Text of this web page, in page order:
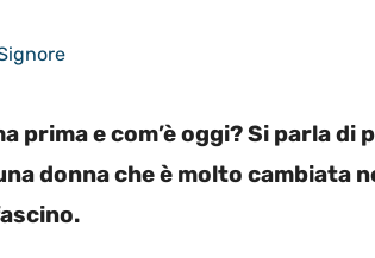
prima e com’è oggi? Si parla
donna che è molto cambiata